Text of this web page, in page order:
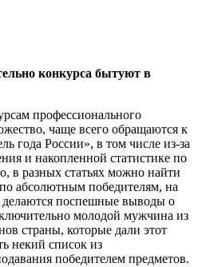
конкурса бытуют в
профессионального
чаще всего обращаются к
года России», в том числе из-за
и накопленной статистике по
в разных статьях можно найти
абсолютным победителям, на
поспешные выводы о
молодой мужчина из
страны, которые дали этот
некий список из
победителем предметов.